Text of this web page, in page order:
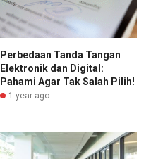
Perbedaan Tanda Tangan
Elektronik dan Digital:
Pahami Agar Tak Salah Pilih!
1 year ago